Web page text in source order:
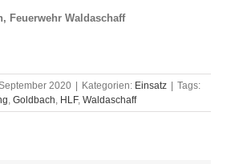
Feuerwehr Waldaschaff
2020 | Kategorien: Einsatz | Tags:
, Goldbach, HLF, Waldaschaff